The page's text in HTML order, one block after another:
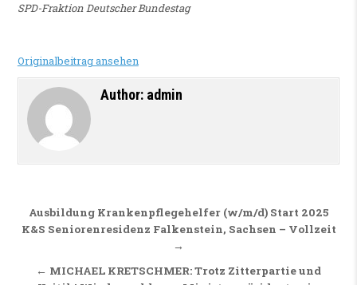
SPD-Fraktion Deutscher Bundestag
Originalbeitrag ansehen
Author: admin
Beitragsnavigation
Ausbildung Krankenpflegehelfer (w/m/d) Start 2025
K&S Seniorenresidenz Falkenstein, Sachsen – Vollzeit
→
← MICHAEL KRETSCHMER: Trotz Zitterpartie und